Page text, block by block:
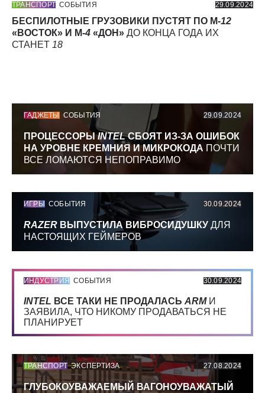
ТРАНСПОРТ СОБЫТИЯ 29.09.2024
БЕСПИЛОТНЫЕ ГРУЗОВИКИ ПУСТЯТ ПО М-12
«ВОСТОК» И М-4 «ДОН» ДО КОНЦА ГОДА ИХ
СТАНЕТ 18
ГАДЖЕТЫ СОБЫТИЯ 29.09.2024
ПРОЦЕССОРЫINTELСБОЯТ ИЗ-ЗА ОШИБОК
НА УРОВНЕ КРЕМНИЯ И МИКРОКОДА ПОЧТИ
ВСЕ ЛОМАЮТСЯ НЕПОПРАВИМО
ИГРЫ СОБЫТИЯ 30.09.2024
RAZER ВЫПУСТИЛА ВИБРОСИДУШКУ ДЛЯ
НАСТОЯЩИХ ГЕЙМЕРОВ
ИНДУСТРИЯ СОБЫТИЯ 30.09.2024
INTEL ВСЕ ТАКИ НЕ ПРОДАЛАСЬ ARMИ
ЗАЯВИЛА, ЧТО НИКОМУ ПРОДАВАТЬСЯ НЕ
ПЛАНИРУЕТ
ТРАНСПОРТ ЭКСПЕРТИЗА 27.08.2024
ГЛУБОКОУВАЖАЕМЫЙ ВАГОНОУВАЖАТЫЙ